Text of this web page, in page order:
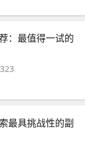
：最值得一试的
323
最具挑战性的副